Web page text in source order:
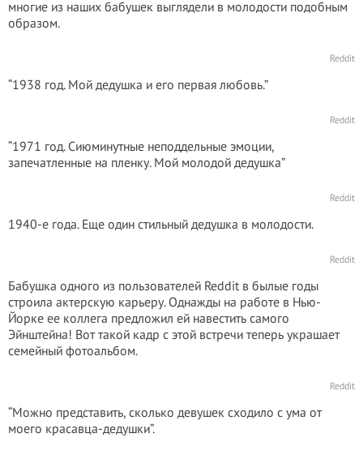
многие из наших бабушек выглядели в молодости подобным
образом.
Reddit
“1938 год. Мой дедушка и его первая любовь.”
Reddit
“1971 год. Сиюминутные неподдельные эмоции,
запечатленные на пленку. Мой молодой дедушка”
Reddit
1940-е года. Еще один стильный дедушка в молодости.
Reddit
Бабушка одного из пользователей Reddit в былые годы
строила актерскую карьеру. Однажды на работе в Нью-
Йорке ее коллега предложил ей навестить самого
Эйнштейна! Вот такой кадр с этой встречи теперь украшает
семейный фотоальбом.
Reddit
“Можно представить, сколько девушек сходило с ума от
моего красавца-дедушки”.